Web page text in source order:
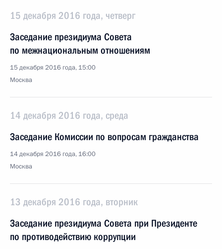
15 декабря 2016 года, четверг
Заседание президиума Совета
по межнациональным отношениям
15 декабря 2016 года, 15:00
Москва
14 декабря 2016 года, среда
Заседание Комиссии по вопросам гражданства
14 декабря 2016 года, 16:00
Москва
13 декабря 2016 года, вторник
Заседание президиума Совета при Президенте
по противодействию коррупции